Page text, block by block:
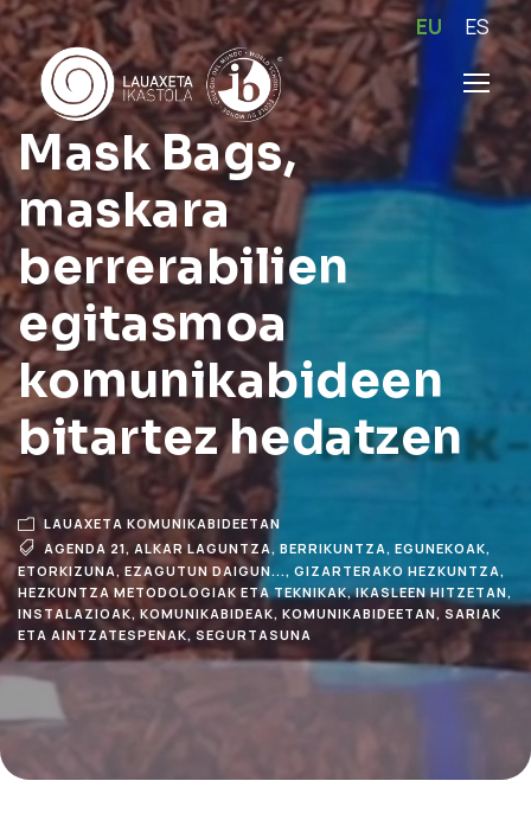
EU ES
Mask Bags,
maskara
berrerabilien
egitasmoa
komunikabideen
bitartez hedatzen
LAUAXETA KOMUNIKABIDEETAN
AGENDA 21, ALKAR LAGUNTZA , BERRIKUNTZA , EGUNEKOAK,
ETORKIZUNA , EZAGUTUN DAIGUN... , GIZARTERAKO HEZKUNTZA ,
HEZKUNTZA METODOLOGIAK ETA TEKNIKAK, IKASLEEN HITZETAN,
INSTALAZIOAK, KOMUNIKABIDEAK, KOMUNIKABIDEETAN , SARIAK
ETA AINTZATESPENAK, SEGURTASUNA